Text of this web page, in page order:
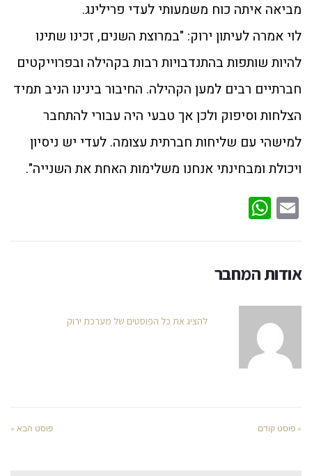
מביאה איתה כוח משמעותי לעדי פרילינג.
לוי אמרה לעיתון ירוק: "במרוצת השנים, זכינו שתינו
להיות שותפות בהתנדבויות רבות בקהילה ובפרוייקטים
חברתיים רבים למען הקהילה. החיבור בינינו הניב תמיד
הצלחות וסיפוק ולכן אך טבעי היה עבורי להתחבר
למישהי עם שליחות חברתית עצומה. לעדי יש ניסיון
ויכולת ומבחינתי אנחנו משלימות האחת את השנייה".
Email
אודות המחבר
להציג את כל הפוסטים של מערכת ירוק
« פוסט קודם פוסט הבא »